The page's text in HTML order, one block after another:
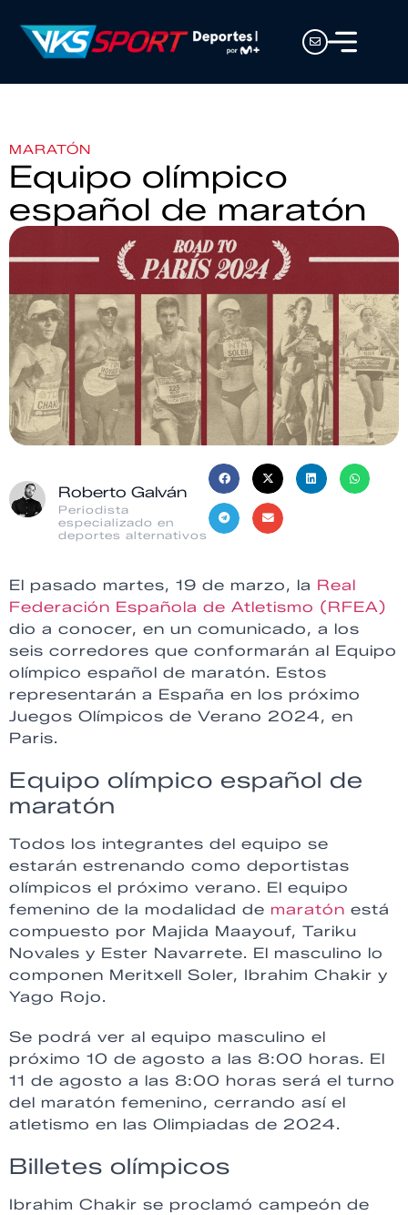
MARATÓN
Equipo olímpico
español de maratón
Roberto Galván
Periodista
especializado en
deportes alternativos
El pasado martes, 19 de marzo, la Real
Federación Española de Atletismo (RFEA)
dio a conocer, en un comunicado, a los
seis corredores que conformarán al Equipo
olímpico español de maratón. Estos
representarán a España en los próximo
Juegos Olímpicos de Verano 2024, en
Paris.
Equipo olímpico español de
maratón
Todos los integrantes del equipo se
estarán estrenando como deportistas
olímpicos el próximo verano. El equipo
femenino de la modalidad de maratón está
compuesto por Majida Maayouf, Tariku
Novales y Ester Navarrete. El masculino lo
componen Meritxell Soler, Ibrahim Chakir y
Yago Rojo.
Se podrá ver al equipo masculino el
próximo 10 de agosto a las 8:00 horas. El
11 de agosto a las 8:00 horas será el turno
del maratón femenino, cerrando así el
atletismo en las Olimpiadas de 2024.
Billetes olímpicos
Ibrahim Chakir se proclamó campeón de